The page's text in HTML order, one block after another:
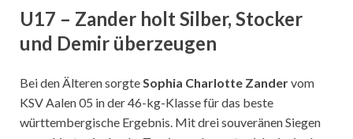
U17 – Zander holt Silber, Stocker
und Demir überzeugen
Bei den Älteren sorgte Sophia Charlotte Zandervom
KSV Aalen 05 in der 46-kg-Klasse für das beste
württembergische Ergebnis. Mit drei souveränen Siegen